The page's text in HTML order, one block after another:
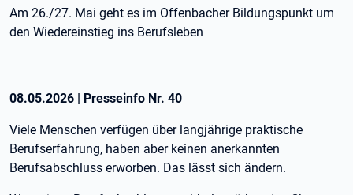
Am 26./27. Mai geht es im Offenbacher Bildungspunkt um
den Wiedereinstieg ins Berufsleben
08.05.2026 | Presseinfo Nr. 40
Viele Menschen verfügen über langjährige praktische
Berufserfahrung, haben aber keinen anerkannten
Berufsabschluss erworben. Das lässt sich ändern.